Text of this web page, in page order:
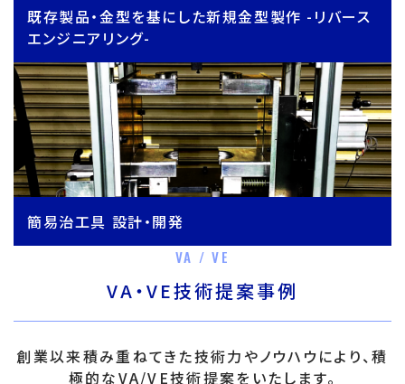
既存製品・金型を基にした新規金型製作 -リバース
エンジニアリング-
簡易治工具 設計・開発
VA / VE
VA・VE技術提案事例
創業以来積み重ねてきた技術力やノウハウにより、積
極的なVA/VE技術提案をいたします。